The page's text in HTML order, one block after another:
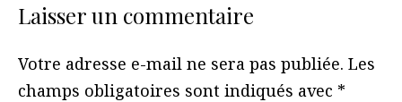
Laisser un commentaire
Votre adresse e-mail ne sera pas publiée. Les
champs obligatoires sont indiqués avec *